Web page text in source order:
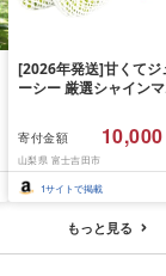
[2026年発送]甘くてジ
ーシー 厳選シャインマ
月前半(1〜15日)から
月下旬までの発送) フ
ーツ ぶどう 果物 山梨
産 2026 旬 大粒 高級
寄付金額 10,000
山梨県 富士吉田市
1サイトで掲載
もっと見る